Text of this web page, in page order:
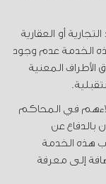
أو العقارية
الخدمة عدم وجود
المعنية
في المحاكم
بالدفاع عن
هذه الخدمة
إلى معرفة